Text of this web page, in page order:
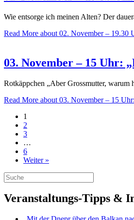
Wie entsorge ich meinen Alten? Der
Read More about 02. November – 19.30
03. November – 15 Uhr:
Rotkäppchen „Aber Grossmutter, warum
Read More about 03. November – 15
1
2
3
…
6
Weiter »
Veranstaltungs-Tipps &